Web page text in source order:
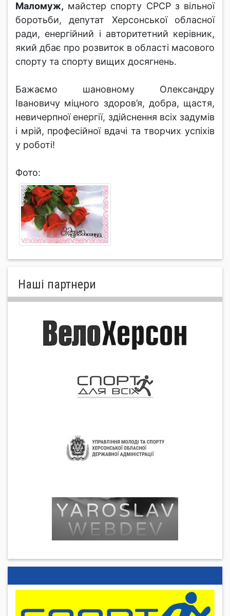
Маломуж, майстер спорту СРСР з вільної
боротьби, депутат Херсонської обласної
ради, енергійний і авторитетний керівник,
який дбає про розвиток в області масового
спорту та спорту вищих досягнень.
Бажаємо шановному Олександру
Івановичу міцного здоров’я, добра, щастя,
невичерпної енергії, здійснення всіх задумів
і мрій, професійної вдачі та творчих успіхів
у роботі!
Фото:
Нашi партнери